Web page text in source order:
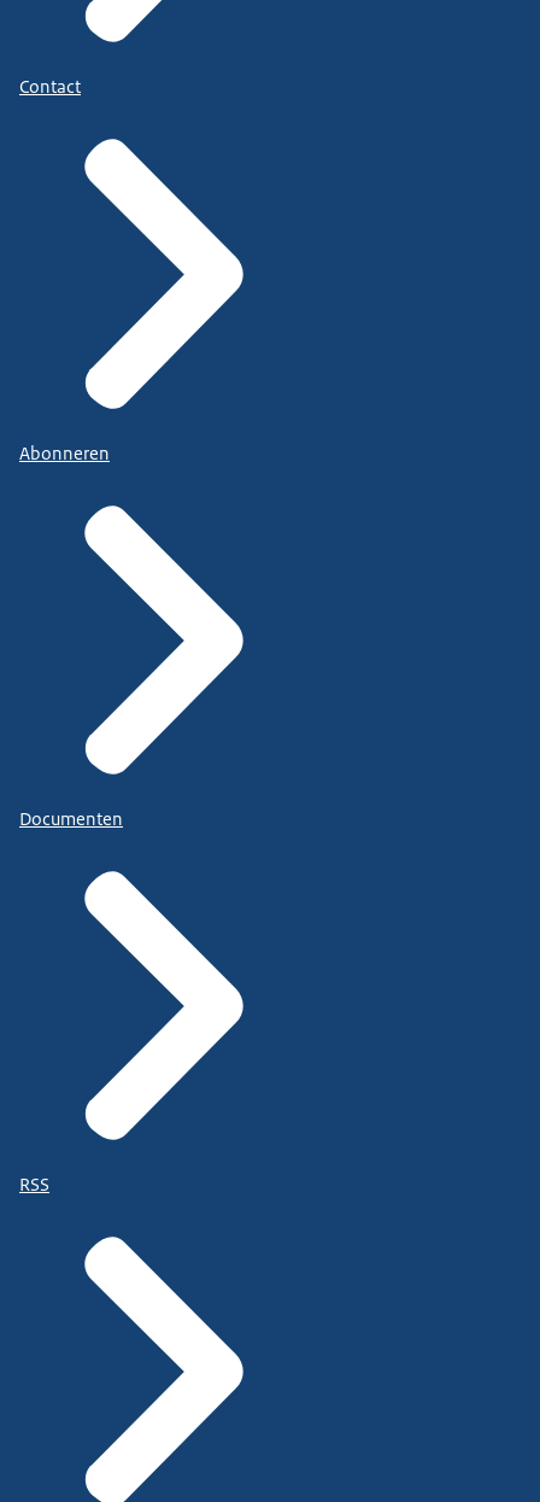
van smartphones en gezond en veilig schermgebruik.
Jongerenraad Digitalisering
komen 4 keer per jaar samen en geven de overheid
advies over het beleid over digitalisering en
kinderrechten.
Vanuit de ambitie ‘gezonde generatie in 2040’ werkt
de Rijksoverheid
Contact
Abonneren
Documenten
RSS